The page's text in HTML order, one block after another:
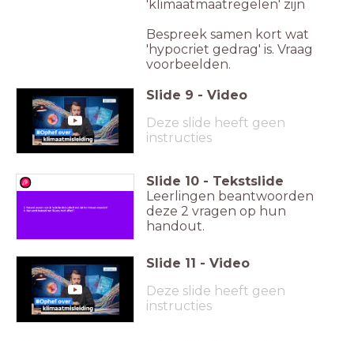
'klimaatmaatregelen' zijn
Bespreek samen kort wat
'hypocriet gedrag' is. Vraag
voorbeelden.
Slide 9 - Video
Deze slide heeft geen
instructies
Slide 10 - Tekstslide
Leerlingen beantwoorden
deze 2 vragen op hun
handout.
Slide 11 - Video
Deze slide heeft geen
instructies